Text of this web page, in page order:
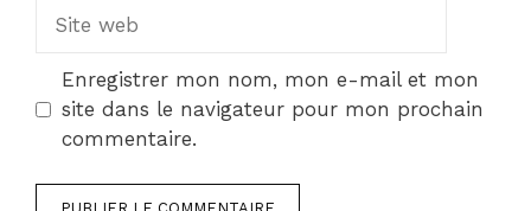
web
Enregistrer mon nom, mon e-mail et mon
site dans le navigateur pour mon prochain
commentaire.